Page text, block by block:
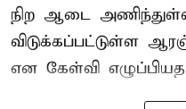
நிற ஆடை
விடுக்கப்பட்டுள்ள
என கேள்வி